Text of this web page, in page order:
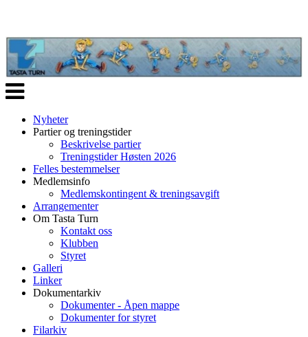
Veksle
navigasjon
Nyheter
Partier og treningstider
Beskrivelse partier
Treningstider Høsten 2026
Felles bestemmelser
Medlemsinfo
Medlemskontingent & treningsavgift
Arrangementer
Om Tasta Turn
Kontakt oss
Klubben
Styret
Galleri
Linker
Dokumentarkiv
Dokumenter - Åpen mappe
Dokumenter for styret
Filarkiv